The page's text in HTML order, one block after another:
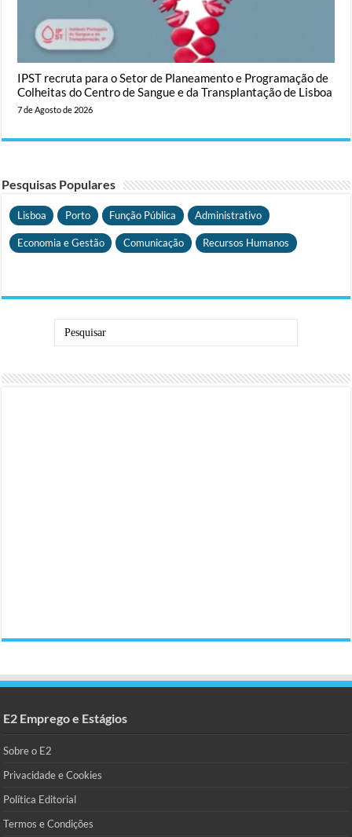
IPST recruta para o Setor de Planeamento e Programação de
Colheitas do Centro de Sangue e da Transplantação de Lisboa
7 de Agosto de 2026
Pesquisas Populares
Lisboa Porto Função Pública Administrativo
Economia e Gestão Comunicação Recursos Humanos
E2 Emprego e Estágios
Sobre o E2
Privacidade e Cookies
Política Editorial
Termos e Condições